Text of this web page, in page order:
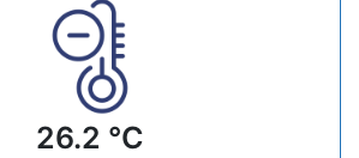
26.2 °C